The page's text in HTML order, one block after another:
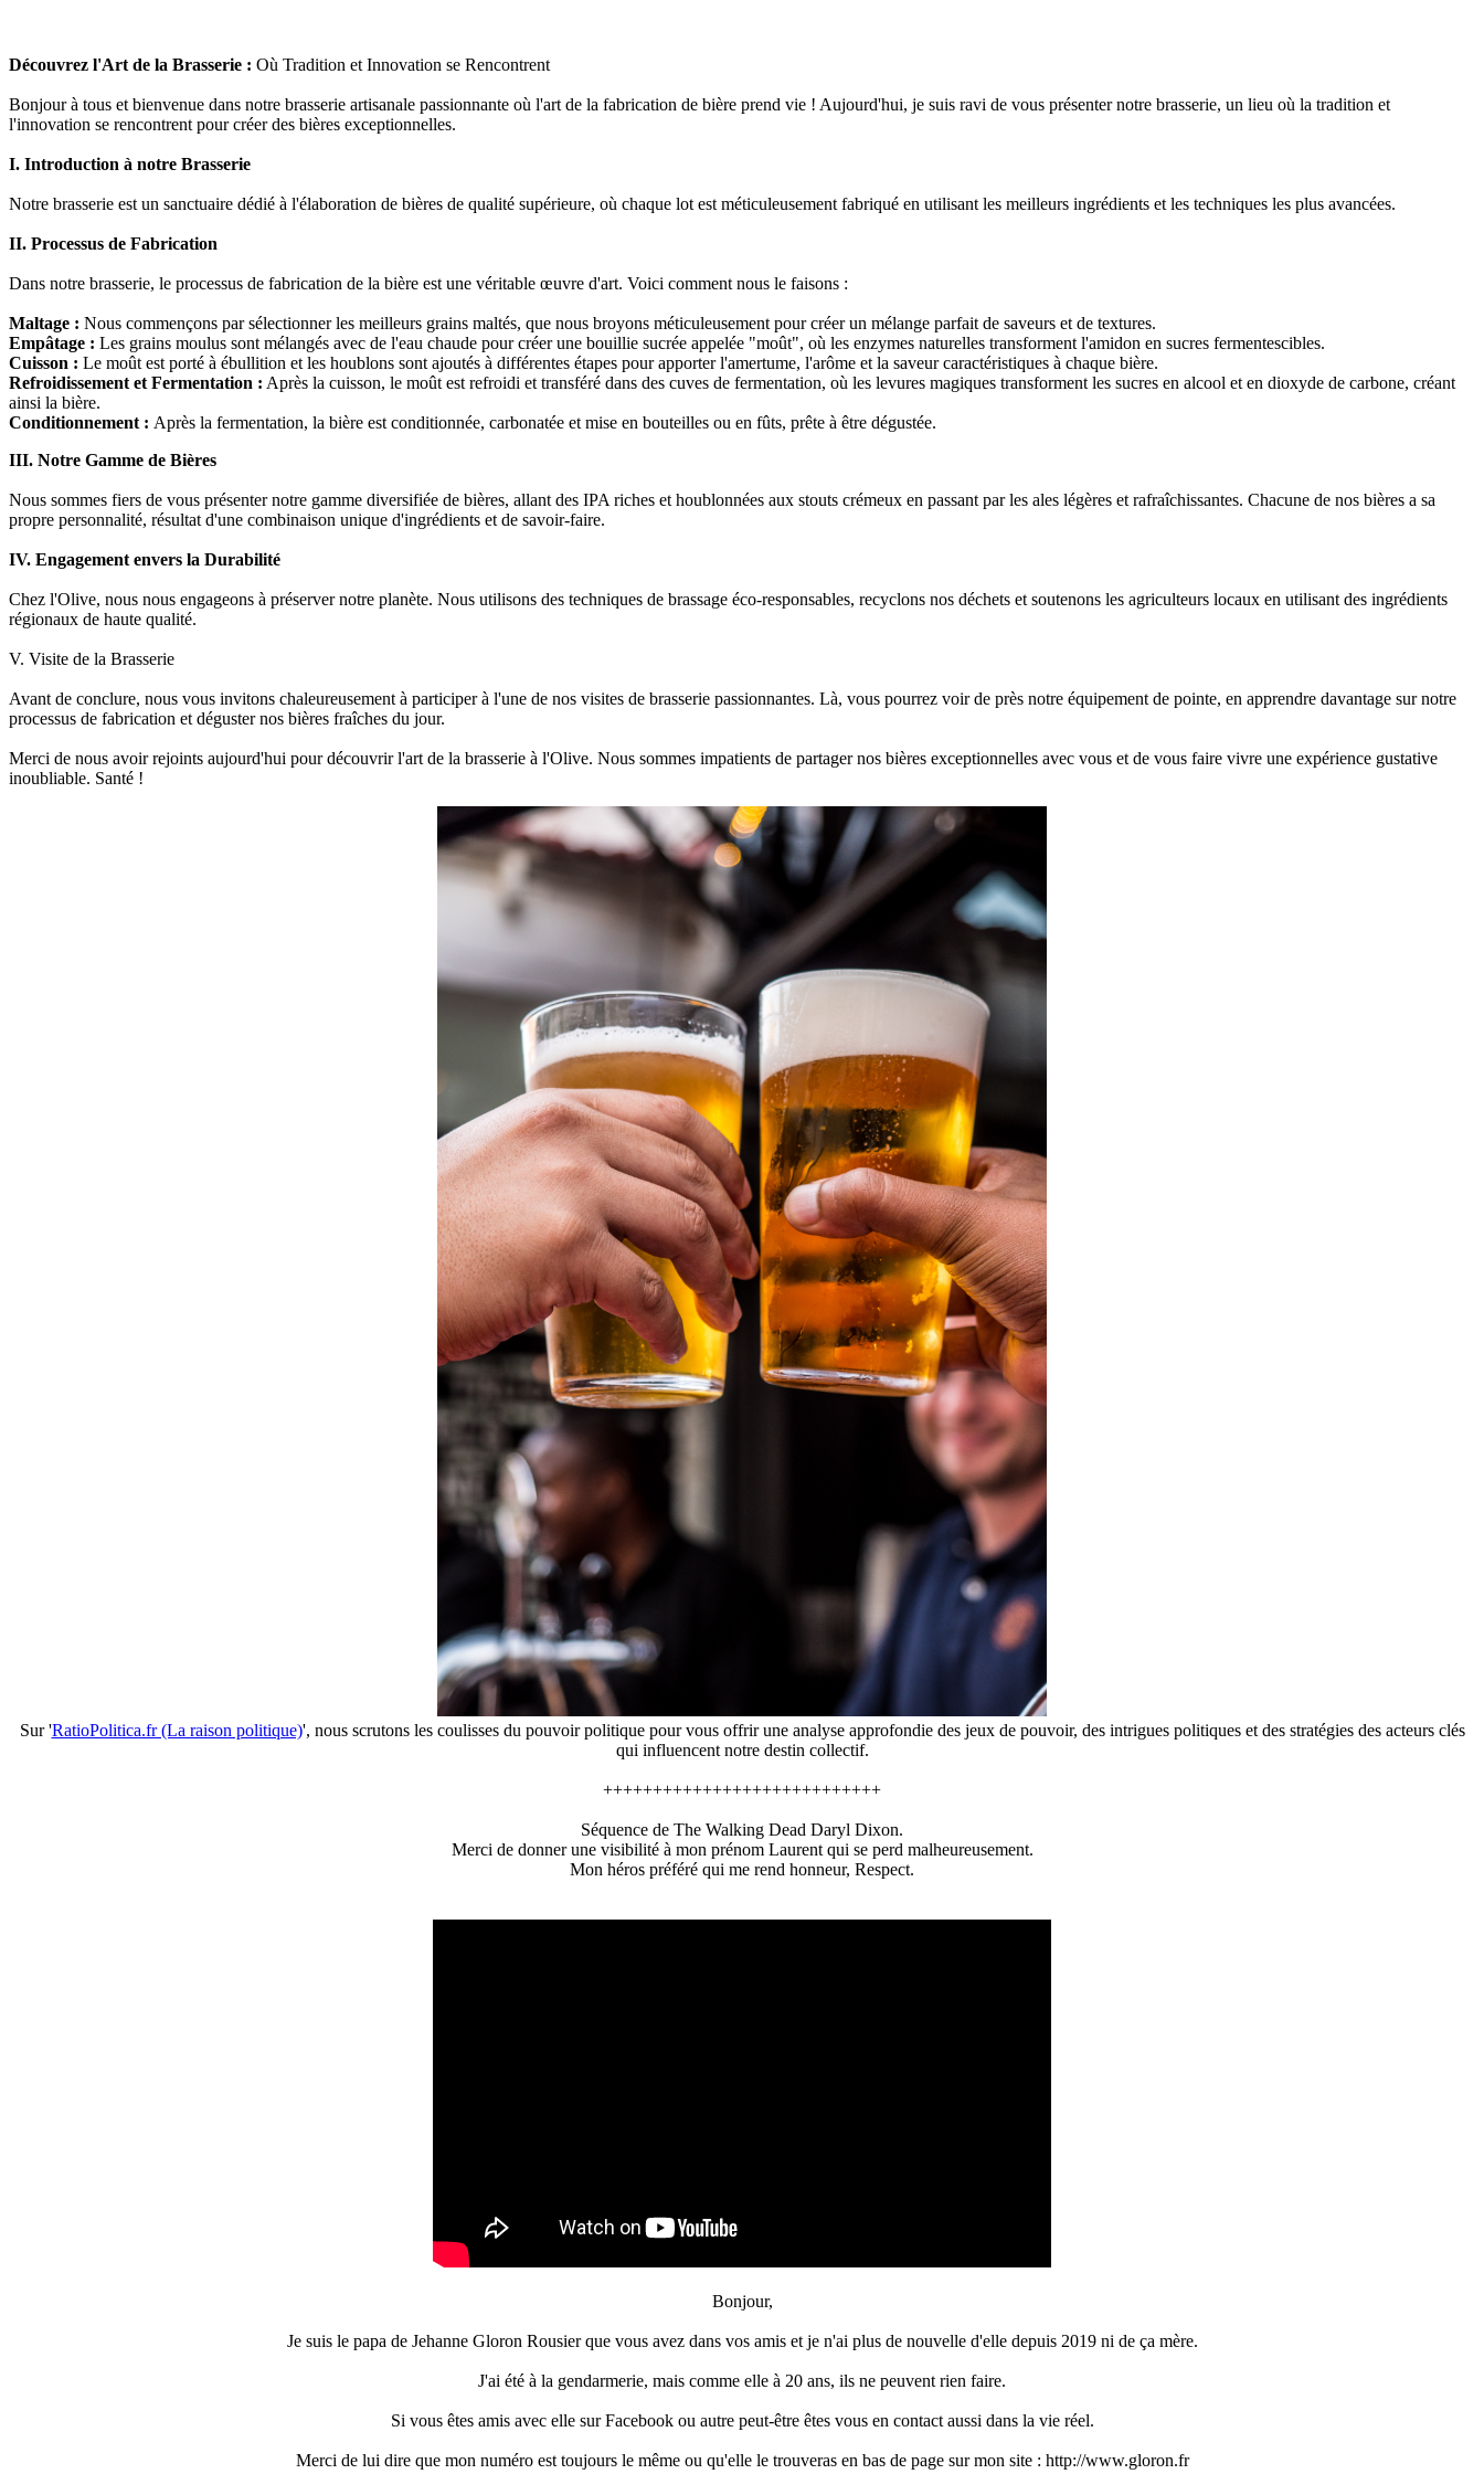
Découvrez l'Art de la Brasserie : Où Tradition et Innovation se Rencontrent
Bonjour à tous et bienvenue dans notre brasserie artisanale passionnante où l'art de la fabrication de bière prend vie ! Aujourd'hui, je suis ravi de vous présenter notre brasserie, un lieu où la tradition et
l'innovation se rencontrent pour créer des bières exceptionnelles.
I. Introduction à notre Brasserie
Notre brasserie est un sanctuaire dédié à l'élaboration de bières de qualité supérieure, où chaque lot est méticuleusement fabriqué en utilisant les meilleurs ingrédients et les techniques les plus avancées.
II. Processus de Fabrication
Dans notre brasserie, le processus de fabrication de la bière est une véritable œuvre d'art. Voici comment nous le faisons :
Maltage : Nous commençons par sélectionner les meilleurs grains maltés, que nous broyons méticuleusement pour créer un mélange parfait de saveurs et de textures.
Empâtage : Les grains moulus sont mélangés avec de l'eau chaude pour créer une bouillie sucrée appelée "moût", où les enzymes naturelles transforment l'amidon en sucres fermentescibles.
Cuisson : Le moût est porté à ébullition et les houblons sont ajoutés à différentes étapes pour apporter l'amertume, l'arôme et la saveur caractéristiques à chaque bière.
Refroidissement et Fermentation : Après la cuisson, le moût est refroidi et transféré dans des cuves de fermentation, où les levures magiques transforment les sucres en alcool et en dioxyde de carbone, créant
ainsi la bière.
Conditionnement : Après la fermentation, la bière est conditionnée, carbonatée et mise en bouteilles ou en fûts, prête à être dégustée.
III. Notre Gamme de Bières
Nous sommes fiers de vous présenter notre gamme diversifiée de bières, allant des IPA riches et houblonnées aux stouts crémeux en passant par les ales légères et rafraîchissantes. Chacune de nos bières a sa
propre personnalité, résultat d'une combinaison unique d'ingrédients et de savoir-faire.
IV. Engagement envers la Durabilité
Chez l'Olive, nous nous engageons à préserver notre planète. Nous utilisons des techniques de brassage éco-responsables, recyclons nos déchets et soutenons les agriculteurs locaux en utilisant des ingrédients
régionaux de haute qualité.
V. Visite de la Brasserie
Avant de conclure, nous vous invitons chaleureusement à participer à l'une de nos visites de brasserie passionnantes. Là, vous pourrez voir de près notre équipement de pointe, en apprendre davantage sur notre
processus de fabrication et déguster nos bières fraîches du jour.
Merci de nous avoir rejoints aujourd'hui pour découvrir l'art de la brasserie à l'Olive. Nous sommes impatients de partager nos bières exceptionnelles avec vous et de vous faire vivre une expérience gustative
inoubliable. Santé !
Sur 'RatioPolitica.fr (La raison politique)', nous scrutons les coulisses du pouvoir politique pour vous offrir une analyse approfondie des jeux de pouvoir, des intrigues politiques et des stratégies des acteurs clés
qui influencent notre destin collectif.
++++++++++++++++++++++++++++
Séquence de The Walking Dead Daryl Dixon.
Merci de donner une visibilité à mon prénom Laurent qui se perd malheureusement.
Mon héros préféré qui me rend honneur, Respect.
Bonjour,
Je suis le papa de Jehanne Gloron Rousier que vous avez dans vos amis et je n'ai plus de nouvelle d'elle depuis 2019 ni de ça mère.
J'ai été à la gendarmerie, mais comme elle à 20 ans, ils ne peuvent rien faire.
Si vous êtes amis avec elle sur Facebook ou autre peut-être êtes vous en contact aussi dans la vie réel.
Merci de lui dire que mon numéro est toujours le même ou qu'elle le trouveras en bas de page sur mon site : http://www.gloron.fr